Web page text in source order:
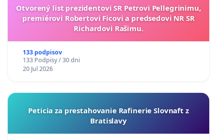
Otvorený list prezidentovi SR Petrovi Pellegrinimu,
premiérovi Robertovi Ficovi a predsedovi NR SR
Richardovi Rašimu.
133 podpisov
133 Podpisy / 30 dni
20 Jul 2026
Peticia za prestahovanie Rafinerie Slovnaft z
Bratislavy